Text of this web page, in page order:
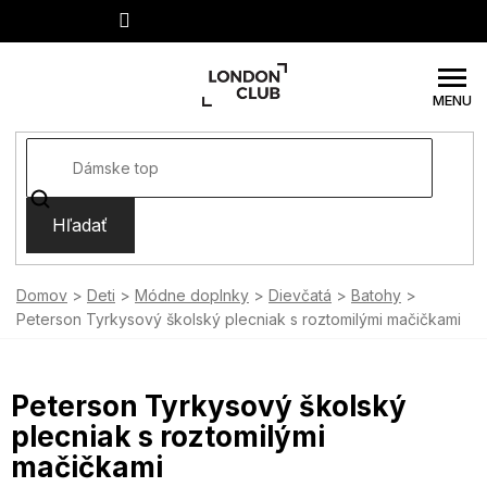
Hľadať
Domov Deti Módne doplnky Dievčatá
Batohy
Peterson Tyrkysový školský plecniak s roztomilými mačičkami
Peterson Tyrkysový školský
plecniak s roztomilými
mačičkami